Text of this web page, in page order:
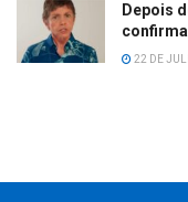
Depois
22 DE